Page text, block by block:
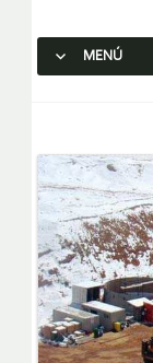
MENÚ